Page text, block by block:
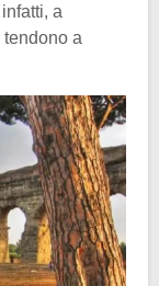
a
tendono a